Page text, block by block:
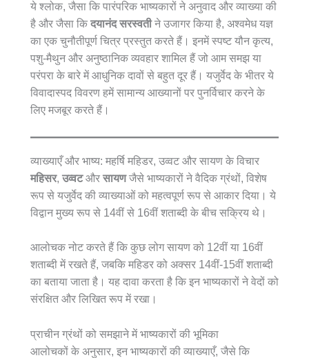
ये श्लोक, जैसा कि पारंपरिक भाष्यकारों ने अनुवाद और व्याख्या की
है और जैसा कि दयानंद सरस्वतीने उजागर किया है, अश्वमेध यज्ञ
का एक चुनौतीपूर्ण चित्र प्रस्तुत करते हैं। इनमें स्पष्ट यौन कृत्य,
पशु-मैथुन और अनुष्ठानिक व्यवहार शामिल हैं जो आम समझ या
परंपरा के बारे में आधुनिक दावों से बहुत दूर हैं। यजुर्वेद के भीतर ये
विवादास्पद विवरण हमें सामान्य आख्यानों पर पुनर्विचार करने के
लिए मजबूर करते हैं।
व्याख्याएँ और भाष्य: महर्षि महिडर, उव्वट और सायण के विचार
महिसर, उव्वटऔर सायणजैसे भाष्यकारों ने वैदिक ग्रंथों, विशेष
रूप से यजुर्वेद की व्याख्याओं को महत्वपूर्ण रूप से आकार दिया। ये
विद्वान मुख्य रूप से 14वीं से 16वीं शताब्दी के बीच सक्रिय थे।
आलोचक नोट करते हैं कि कुछ लोग सायण को 12वीं या 16वीं
शताब्दी में रखते हैं, जबकि महिडर को अक्सर 14वीं-15वीं शताब्दी
का बताया जाता है। यह दावा करता है कि इन भाष्यकारों ने वेदों को
संरक्षित और लिखित रूप में रखा।
प्राचीन ग्रंथों को समझाने में भाष्यकारों की भूमिका
आलोचकों के अनुसार, इन भाष्यकारों की व्याख्याएँ, जैसे कि